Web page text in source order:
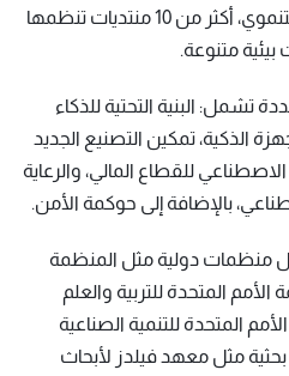
مخصصين للتطورات والأمن التنموي، أكثر من 10 منتديات تنظمها
بيئية متنوعة.
تشمل: البنية التحتية للذكاء
الذكية، تمكين التصنيع الجديد
للقطاع المالي، والرعاية
بالإضافة إلى حوكمة الأمن.
منظمات دولية مثل المنظمة
الأمم المتحدة للتربية والعلم
المتحدة للتنمية الصناعية
مثل معهد فيلدز لأبحاث